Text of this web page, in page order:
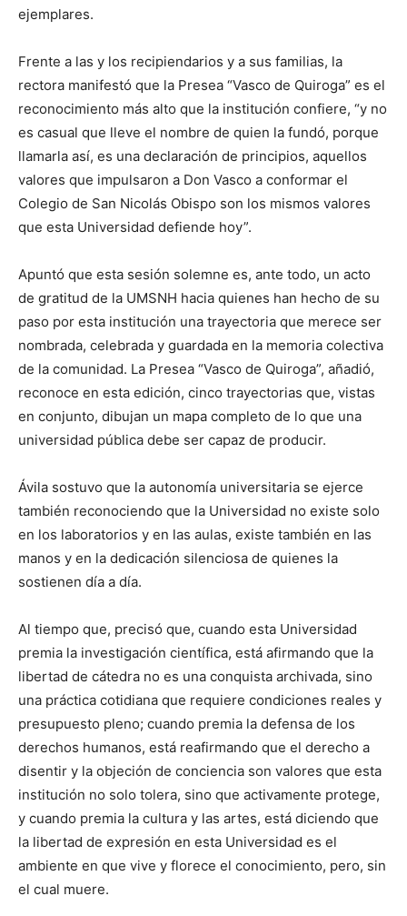
ejemplares.
Frente a las y los recipiendarios y a sus familias, la
rectora manifestó que la Presea “Vasco de Quiroga” es el
reconocimiento más alto que la institución confiere, “y no
es casual que lleve el nombre de quien la fundó, porque
llamarla así, es una declaración de principios, aquellos
valores que impulsaron a Don Vasco a conformar el
Colegio de San Nicolás Obispo son los mismos valores
que esta Universidad defiende hoy”.
Apuntó que esta sesión solemne es, ante todo, un acto
de gratitud de la UMSNH hacia quienes han hecho de su
paso por esta institución una trayectoria que merece ser
nombrada, celebrada y guardada en la memoria colectiva
de la comunidad. La Presea “Vasco de Quiroga”, añadió,
reconoce en esta edición, cinco trayectorias que, vistas
en conjunto, dibujan un mapa completo de lo que una
universidad pública debe ser capaz de producir.
Ávila sostuvo que la autonomía universitaria se ejerce
también reconociendo que la Universidad no existe solo
en los laboratorios y en las aulas, existe también en las
manos y en la dedicación silenciosa de quienes la
sostienen día a día.
Al tiempo que, precisó que, cuando esta Universidad
premia la investigación científica, está afirmando que la
libertad de cátedra no es una conquista archivada, sino
una práctica cotidiana que requiere condiciones reales y
presupuesto pleno; cuando premia la defensa de los
derechos humanos, está reafirmando que el derecho a
disentir y la objeción de conciencia son valores que esta
institución no solo tolera, sino que activamente protege,
y cuando premia la cultura y las artes, está diciendo que
la libertad de expresión en esta Universidad es el
ambiente en que vive y florece el conocimiento, pero, sin
el cual muere.